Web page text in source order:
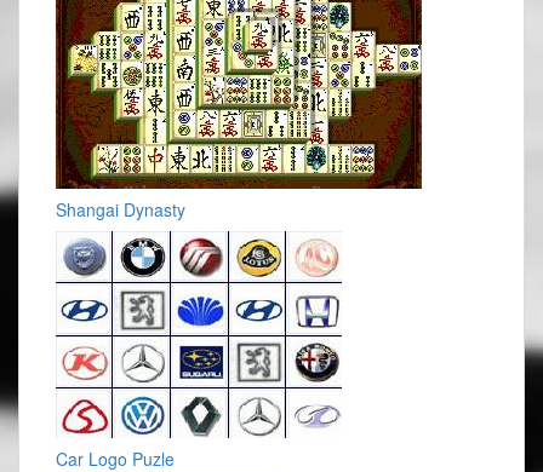
Shangai Dynasty
Car Logo Puzle